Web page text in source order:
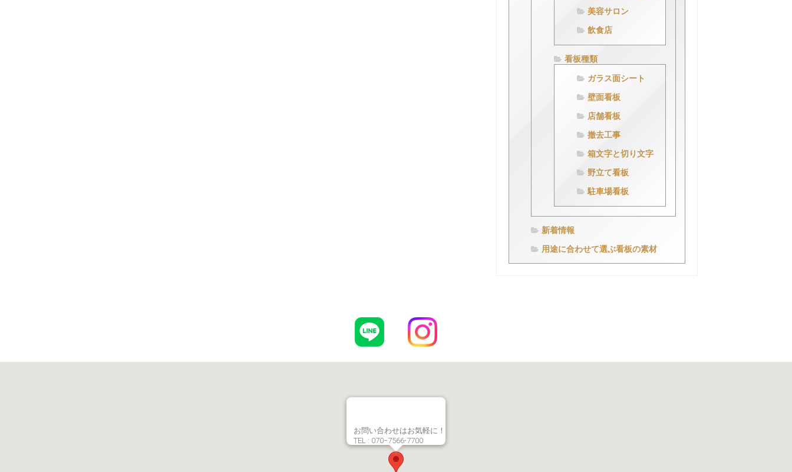
美容サロン
飲食店
看板種類
ガラス面シート
壁面看板
店舗看板
撤去工事
箱文字と切り文字
野立て看板
駐車場看板
新着情報
用途に合わせて選ぶ看板の素材
お問い合わせはお気軽に！
TEL : 070−7566-7700